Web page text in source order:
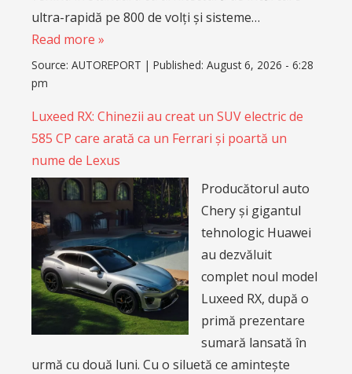
ultra-rapidă pe 800 de volți și sisteme…
Read more »
Source: AUTOREPORT | Published: August 6, 2026 - 6:28
pm
Luxeed RX: Chinezii au creat un SUV electric de
585 CP care arată ca un Ferrari și poartă un
nume de Lexus
Producătorul auto
Chery și gigantul
tehnologic Huawei
au dezvăluit
complet noul model
Luxeed RX, după o
primă prezentare
sumară lansată în
urmă cu două luni. Cu o siluetă ce amintește